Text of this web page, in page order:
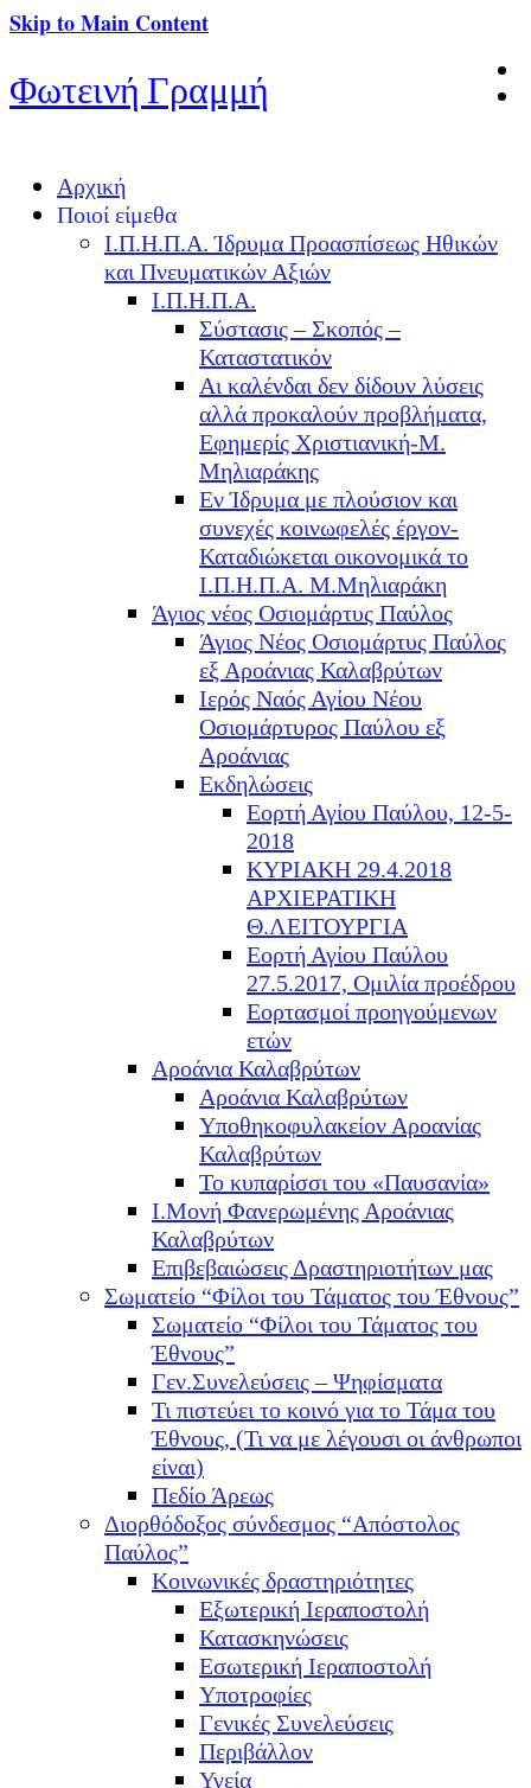
Skip to Main Content
Φωτεινή Γραμμή
Αρχική
Ποιοί είμεθα
Ι.Π.Η.Π.Α. Ίδρυμα Προασπίσεως Ηθικών
και Πνευματικών Αξιών
Ι.Π.Η.Π.Α.
Σύστασις – Σκοπός –
Καταστατικόν
Αι καλένδαι δεν δίδουν λύσεις
αλλά προκαλούν προβλήματα,
Εφημερίς Χριστιανική-Μ.
Μηλιαράκης
Εν Ίδρυμα με πλούσιον και
συνεχές κοινωφελές έργον-
Καταδιώκεται οικονομικά το
Ι.Π.Η.Π.Α. Μ.Μηλιαράκη
Άγιος νέος Οσιομάρτυς Παύλος
Άγιος Νέος Οσιομάρτυς Παύλος
εξ Αροάνιας Καλαβρύτων
Ιερός Ναός Αγίου Νέου
Οσιομάρτυρος Παύλου εξ
Αροάνιας
Εκδηλώσεις
Εορτή Αγίου Παύλου, 12-5-
2018
ΚΥΡΙΑΚΗ 29.4.2018
ΑΡΧΙΕΡΑΤΙΚΗ
Θ.ΛΕΙΤΟΥΡΓΙΑ
Εορτή Αγίου Παύλου
27.5.2017, Ομιλία προέδρου
Εορτασμοί προηγούμενων
ετών
Αροάνια Καλαβρύτων
Αροάνια Καλαβρύτων
Υποθηκοφυλακείον Αροανίας
Καλαβρύτων
Το κυπαρίσσι του «Παυσανία»
Ι.Μονή Φανερωμένης Αροάνιας
Καλαβρύτων
Επιβεβαιώσεις Δραστηριοτήτων μας
Σωματείο “Φίλοι του Τάματος του Έθνους”
Σωματείο “Φίλοι του Τάματος του
Έθνους”
Γεν.Συνελεύσεις – Ψηφίσματα
Τι πιστεύει το κοινό για το Τάμα του
Έθνους, (Τι να με λέγουσι οι άνθρωποι
είναι)
Πεδίο Άρεως
Διορθόδοξος σύνδεσμος “Απόστολος
Παύλος”
Κοινωνικές δραστηριότητες
Εξωτερική Ιεραποστολή
Κατασκηνώσεις
Εσωτερική Ιεραποστολή
Υποτροφίες
Γενικές Συνελεύσεις
Περιβάλλον
Υγεία